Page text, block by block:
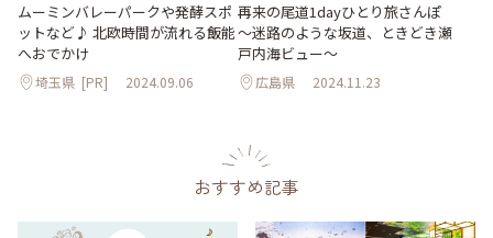
ムーミンバレーパークや発酵スポ
ットなど♪ 北欧時間が流れる飯能
へおでかけ
埼玉県 [PR] 2024.09.06
再来の尾道1dayひとり旅さんぽ
～迷路のような坂道、ときどき瀬
戸内海ビュー～
広島県 2024.11.23
おすすめ記事